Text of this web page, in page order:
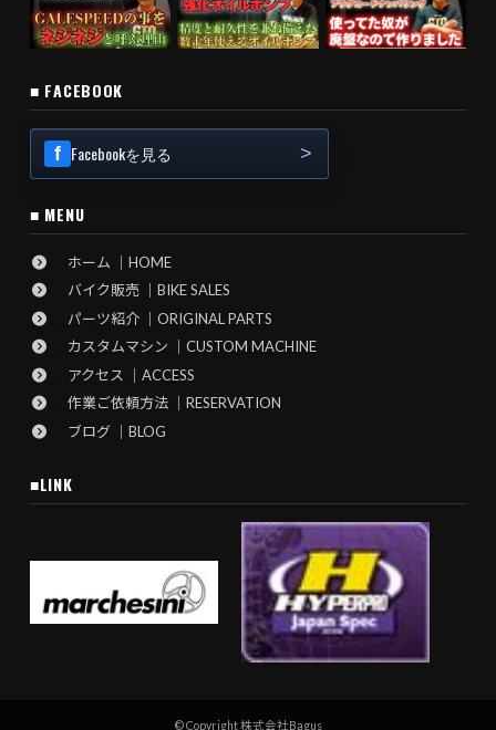
■ FACEBOOK
Facebookを見る
■ MENU
ホーム ｜HOME
バイク販売 ｜BIKE SALES
パーツ紹介 ｜ORIGINAL PARTS
カスタムマシン ｜CUSTOM MACHINE
アクセス ｜ACCESS
作業ご依頼方法 ｜RESERVATION
ブログ ｜BLOG
■LINK
© Copyright 株式会社Bagus